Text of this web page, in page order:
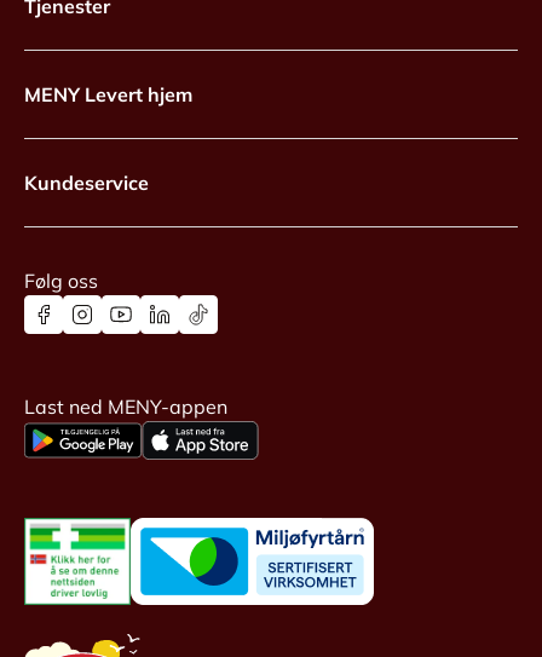
Tjenester
MENY Levert hjem
Kundeservice
Følg oss
Last ned MENY-appen